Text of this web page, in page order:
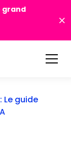
grand
Le guide